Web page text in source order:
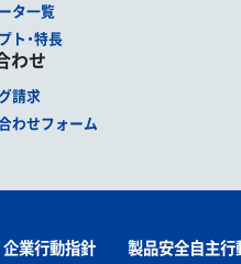
タ一覧
ト・特長
わせ
請求
わせフォーム
企業行動指針 製品安全自主行